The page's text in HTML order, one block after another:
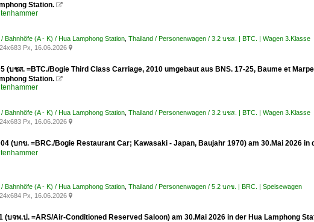
Station. 
Bahnhöfe (A - K) / Hua Lamphong Station Thailand / Personenwagen / 3.2 บชส. | BTC. | Wagen 3.Klasse
Px, 16.06.2026 
(บชส. =BTC./Bogie Third Class Carriage, 2010 umgebaut aus BNS. 17-25, Baume et
Station. 
Bahnhöfe (A - K) / Hua Lamphong Station Thailand / Personenwagen / 3.2 บชส. | BTC. | Wagen 3.Klasse
Px, 16.06.2026 
(บกข. =BRC./Bogie Restaurant Car; Kawasaki - Japan, Baujahr 1970) am 30.Mai 2026 in
Bahnhöfe (A - K) / Hua Lamphong Station Thailand / Personenwagen / 5.2 บกข. | BRC. | Speisewagen
Px, 16.06.2026 
(บจพ.ป. =ARS/Air-Conditioned Reserved Saloon) am 30.Mai 2026 in der Hua Lamphong